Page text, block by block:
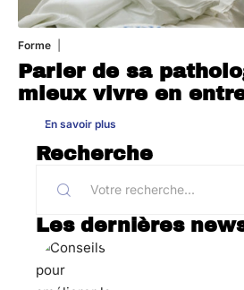
Forme
Parler de sa
mieux vivre en
En savoir plus
Recherche
Les dernières